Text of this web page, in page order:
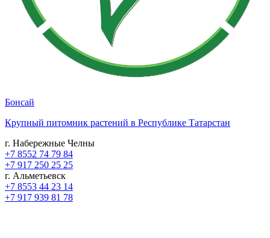
Бонсай
Крупный питомник растений в Республике Татарстан
г. Набережные Челны
+7 8552 74 79 84
+7 917 250 25 25
г. Альметьевск
+7 8553 44 23 14
+7 917 939 81 78